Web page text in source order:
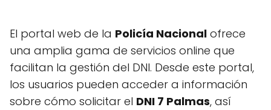
El portal web de la Policía Nacional ofrece
una amplia gama de servicios online que
facilitan la gestión del DNI. Desde este portal,
los usuarios pueden acceder a información
sobre cómo solicitar el DNI 7 Palmas, así